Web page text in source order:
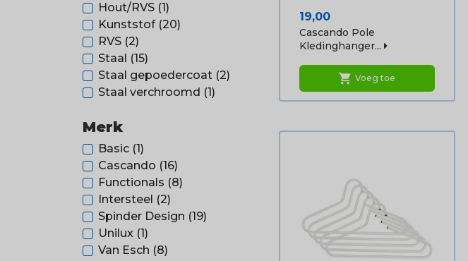
Hout/RVS (1)
Kunststof (20)
RVS (2)
Staal (15)
Staal gepoedercoat (2)
Staal verchroomd (1)
Merk
Basic (1)
Cascando (16)
Functionals (8)
Intersteel (2)
Spinder Design (19)
Unilux (1)
Van Esch (8)
Prijs
19,00
Cascando Pole
Kledinghanger...
shopping_cart Voeg toe